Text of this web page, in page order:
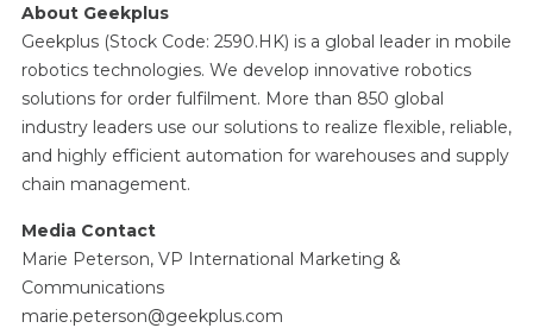
About Geekplus
Geekplus (Stock Code: 2590.HK) is a global leader in mobile
robotics technologies. We develop innovative robotics
solutions for order fulfilment. More than 850 global
industry leaders use our solutions to realize flexible, reliable,
and highly efficient automation for warehouses and supply
chain management.
Media Contact
Marie Peterson, VP International Marketing &
Communications
marie.peterson@geekplus.com